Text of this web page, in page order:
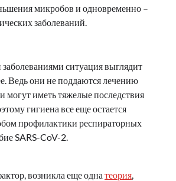
микробов и одновременно –
заболеваний.
ситуация выглядит
Ведь они не поддаются лечению
могут иметь тяжелые последствия
гигиена все еще остается
профилактики респираторных
SARS-CoV-2.
возникла еще одна теория,